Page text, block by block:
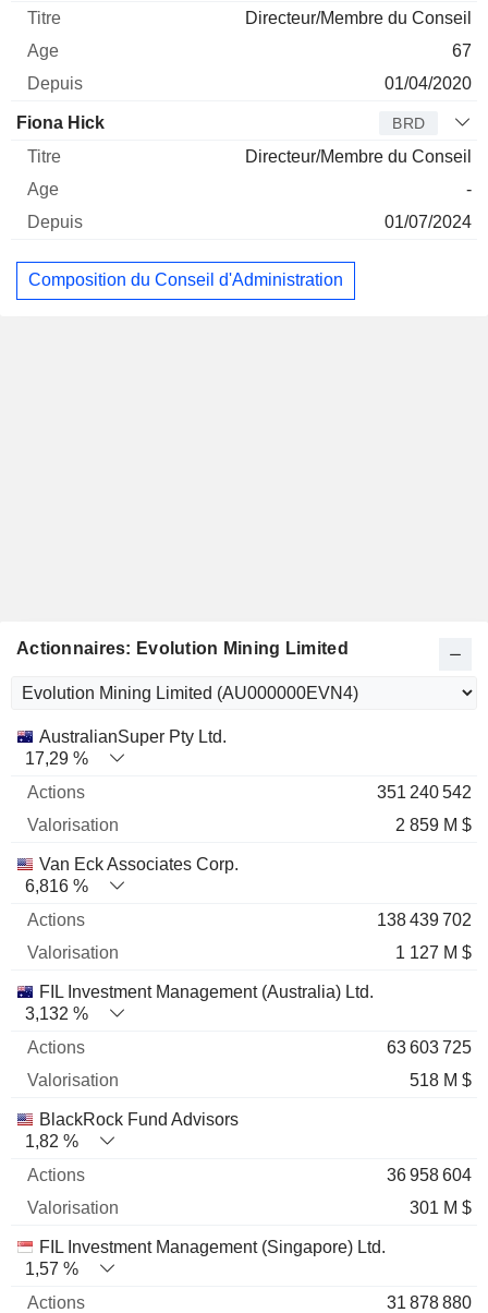
Directeur/Membre du Conseil
67
01/04/2020
Fiona Hick BRD
Directeur/Membre du Conseil
-
01/07/2024
Composition du Conseil d'Administration
Actionnaires: Evolution Mining Limited
Nom Actions % Valorisation
AustralianSuper Pty Ltd.
17,29 %
351 240 542
2 859 M $
Van Eck Associates Corp.
6,816 %
138 439 702
1 127 M $
FIL Investment Management (Australia) Ltd.
3,132 %
63 603 725
518 M $
BlackRock Fund Advisors
1,82 %
36 958 604
301 M $
FIL Investment Management (Singapore) Ltd.
1,57 %
31 878 880